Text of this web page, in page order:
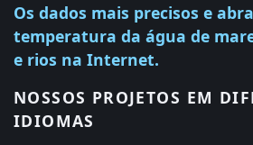
Os dados mais precisos e
temperatura da água de
e rios na Internet.
NOSSOS PROJETOS EM
IDIOMAS